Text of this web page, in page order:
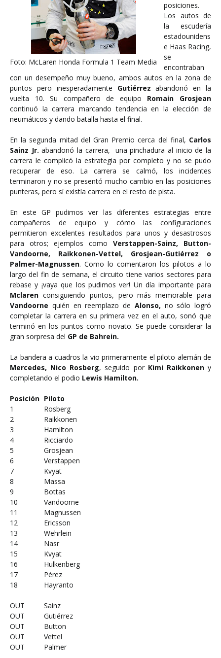
Foto: McLaren Honda Formula 1 Team Media
posiciones.
Los autos de
la escudería
estadounidens
e Haas Racing,
se
encontraban
con un desempeño muy bueno, ambos autos en la zona de
puntos pero inesperadamente Gutiérrezabandonó en la
vuelta 10. Su compañero de equipo Romain Grosjean
continuó la carrera marcando tendencia en la elección de
neumáticos y dando batalla hasta el final.
En la segunda mitad del Gran Premio cerca del final, Carlos
Sainz Jr. abandonó la carrera, una pinchadura al inicio de la
carrera le complicó la estrategia por completo y no se pudo
recuperar de eso. La carrera se calmó, los incidentes
terminaron y no se presentó mucho cambio en las posiciones
punteras, pero sí existía carrera en el resto de pista.
En este GP pudimos ver las diferentes estrategias entre
compañeros de equipo y cómo las configuraciones
permitieron excelentes resultados para unos y desastrosos
para otros; ejemplos como Verstappen-Sainz, Button-
Vandoorne, Raikkonen-Vettel, Grosjean-Gutiérrez o
Palmer-Magnussen. Como lo comentaron los pilotos a lo
largo del fin de semana, el circuito tiene varios sectores para
rebase y ¡vaya que los pudimos ver! Un día importante para
Mclaren consiguiendo puntos, pero más memorable para
Vandoorne quién en reemplazo de Alonso, no sólo logró
completar la carrera en su primera vez en el auto, sonó que
terminó en los puntos como novato. Se puede considerar la
gran sorpresa del GP de Bahrein.
La bandera a cuadros la vio primeramente el piloto alemán de
Mercedes, Nico Rosberg, seguido por Kimi Raikkoneny
completando el podio Lewis Hamilton.
Posición Piloto
1
Rosberg
2
Raikkonen
3
Hamilton
4
Ricciardo
5
Grosjean
6
Verstappen
7
Kvyat
8
Massa
9
Bottas
10
Vandoorne
11
Magnussen
12
Ericsson
13
Wehrlein
14
Nasr
15
Kvyat
16
Hulkenberg
17
Pérez
18
Hayranto
OUT
Sainz
OUT
Gutiérrez
OUT
Button
OUT
Vettel
OUT
Palmer